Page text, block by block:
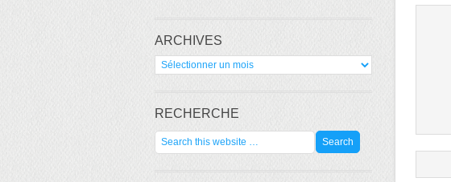
ARCHIVES
Archives
RECHERCHE